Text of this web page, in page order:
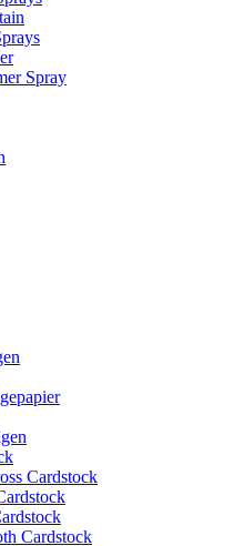
Spray
Cardstock
Cardstock